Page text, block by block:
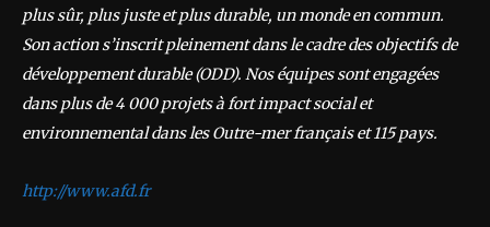
plus sûr, plus juste et plus durable, un monde en commun.
Son action s’inscrit pleinement dans le cadre des objectifs de
développement durable (ODD). Nos équipes sont engagées
dans plus de 4 000 projets à fort impact social et
environnemental dans les Outre-mer français et 115 pays.
http://www.afd.fr